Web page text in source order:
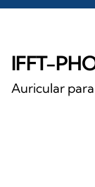
IFFT-
Auricular